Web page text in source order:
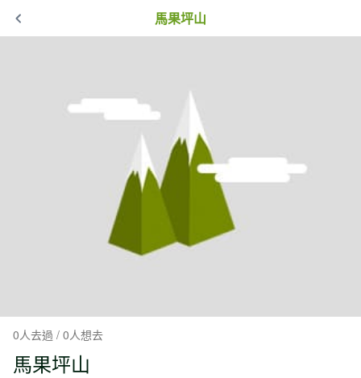
馬果坪山
0人去過 / 0人想去
馬果坪山